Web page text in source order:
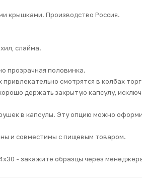
крышками. Производство Россия.
слайма.
прозрачная половинка.
смотрятся в колбах
держать закрытую капсулу,
в капсулы. Эту опцию можно
и совместимы с пищевым товаром.
- закажите образцы через